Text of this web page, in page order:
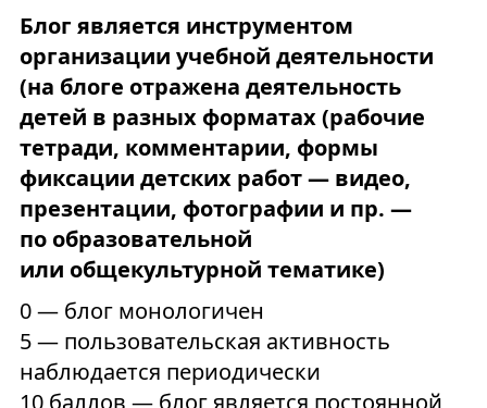
Блог является инструментом
организации учебной деятельности
(на блоге отражена деятельность
детей в разных форматах (рабочие
тетради, комментарии, формы
фиксации детских работ — видео,
презентации, фотографии и пр. —
по образовательной
или общекультурной тематике)
0 — блог монологичен
5 — пользовательская активность
наблюдается периодически
10 баллов — блог является постоянной